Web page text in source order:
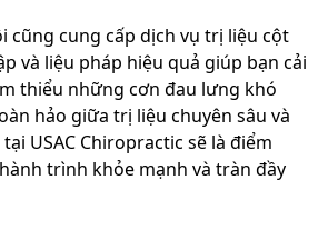
cũng cung cấp dịch vụ trị liệu cột
và liệu pháp hiệu quả giúp bạn cải
thiểu những cơn đau lưng khó
hảo giữa trị liệu chuyên sâu và
USAC Chiropractic sẽ là điểm
trình khỏe mạnh và tràn đầy